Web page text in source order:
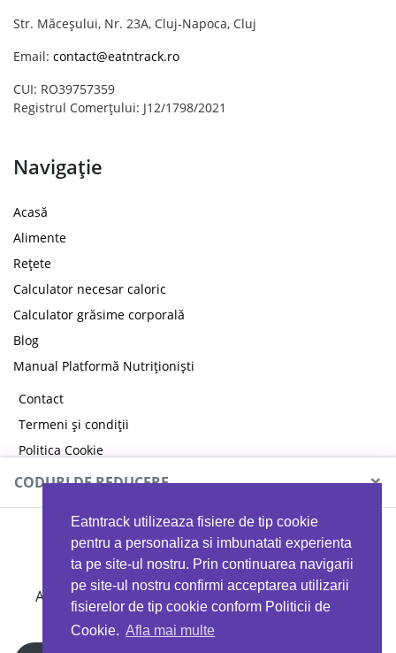
Eatntrack utilizeaza fisiere de tip cookie
pentru a personaliza si imbunatati experienta
ta pe site-ul nostru. Prin continuarea navigarii
pe site-ul nostru confirmi acceptarea utilizarii
fisierelor de tip cookie conform Politicii de
Cookie. Afla mai multe
Str. Măceșului, Nr. 23A, Cluj-Napoca, Cluj
Email: contact@eatntrack.ro
CUI: RO39757359
Registrul Comerțului: J12/1798/2021
Navigație
Acasă
Alimente
Rețete
Calculator necesar caloric
Calculator grăsime corporală
Blog
Manual Platformă Nutriționiști
Contact
Termeni și condiții
Politica Cookie
Politica de confidențialitate
CODURI DE REDUCERE ×
MYPROTEIN
Ai 40%reducere la orice comandă folosind codul
EATTRACK